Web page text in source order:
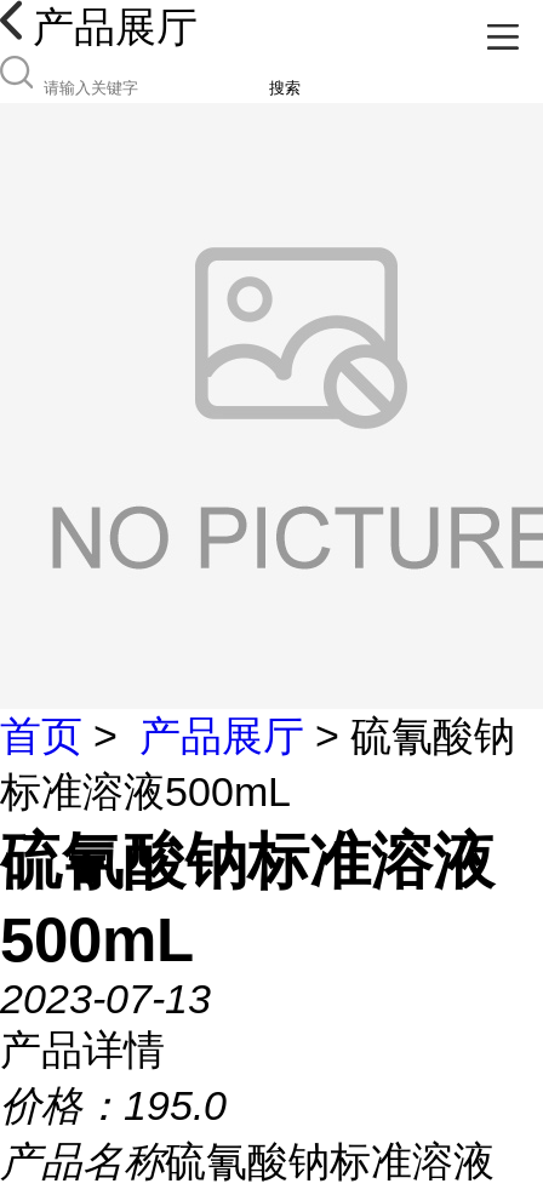
产品展厅
搜索
首页 > 产品展厅 > 硫氰酸钠
标准溶液500mL
硫氰酸钠标准溶液
500mL
2023-07-13
产品详情
价格： 195.0
产品名称硫氰酸钠标准溶液